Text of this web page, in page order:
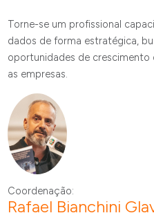
Torne-se um profissional
dados de forma estratégica,
oportunidades de
as empresas.
Coordenação:
Rafael Bianchini